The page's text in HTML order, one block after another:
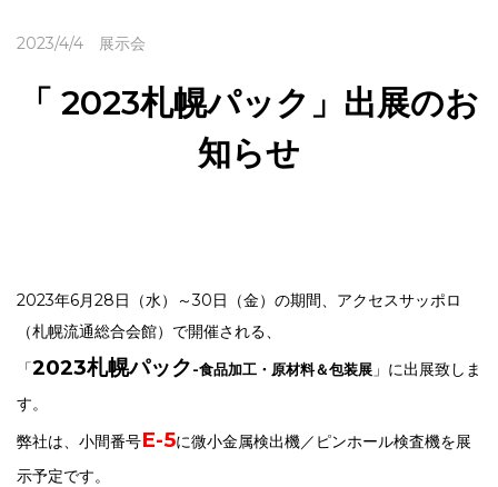
2023/4/4 展示会
「 2023札幌パック」出展のお
知らせ
2023年6月28日（水）～30日（金）の期間、アクセスサッポロ
（札幌流通総合会館）で開催される、
「2023札幌パック-食品加工・原材料＆包装展 」に出展致しま
す。
弊社は、小間番号E-5に微小金属検出機／ピンホール検査機を展
示予定です。